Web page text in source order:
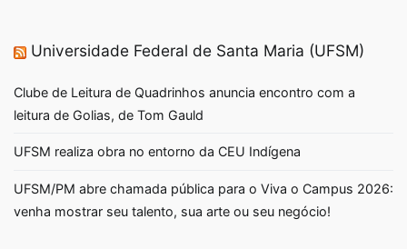
Universidade Federal de Santa Maria (UFSM)
Clube de Leitura de Quadrinhos anuncia encontro com a
leitura de Golias, de Tom Gauld
UFSM realiza obra no entorno da CEU Indígena
UFSM/PM abre chamada pública para o Viva o Campus 2026:
venha mostrar seu talento, sua arte ou seu negócio!